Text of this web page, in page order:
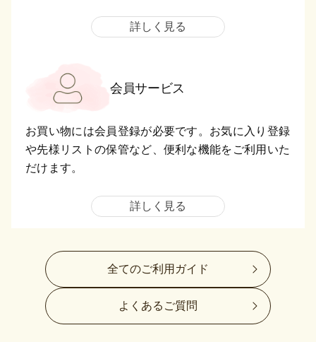
詳しく見る
会員サービス
お買い物には会員登録が必要です。お気に入り登録
や先様リストの保管など、便利な機能をご利用いた
だけます。
詳しく見る
全てのご利用ガイド
よくあるご質問